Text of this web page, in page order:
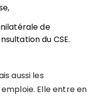
de
du CSE.
aussi les
Elle entre en